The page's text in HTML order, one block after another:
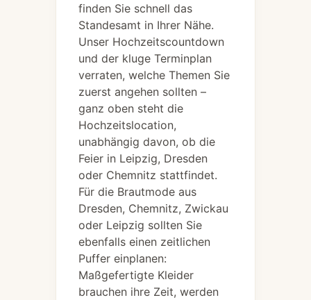
finden Sie schnell das
Standesamt in Ihrer Nähe.
Unser Hochzeitscountdown
und der kluge Terminplan
verraten, welche Themen Sie
zuerst angehen sollten –
ganz oben steht die
Hochzeitslocation,
unabhängig davon, ob die
Feier in Leipzig, Dresden
oder Chemnitz stattfindet.
Für die Brautmode aus
Dresden, Chemnitz, Zwickau
oder Leipzig sollten Sie
ebenfalls einen zeitlichen
Puffer einplanen:
Maßgefertigte Kleider
brauchen ihre Zeit, werden